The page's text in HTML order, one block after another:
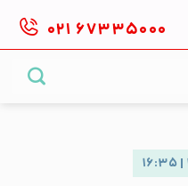
۰۲۱ ۶۷۳۳۵۰۰۰